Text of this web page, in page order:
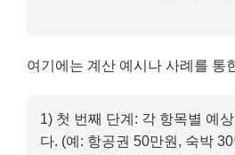
여기에는 계산 예시나 사례를 통
1) 첫 번째 단계: 각 항목별 예
다. (예: 항공권 50만원, 숙박